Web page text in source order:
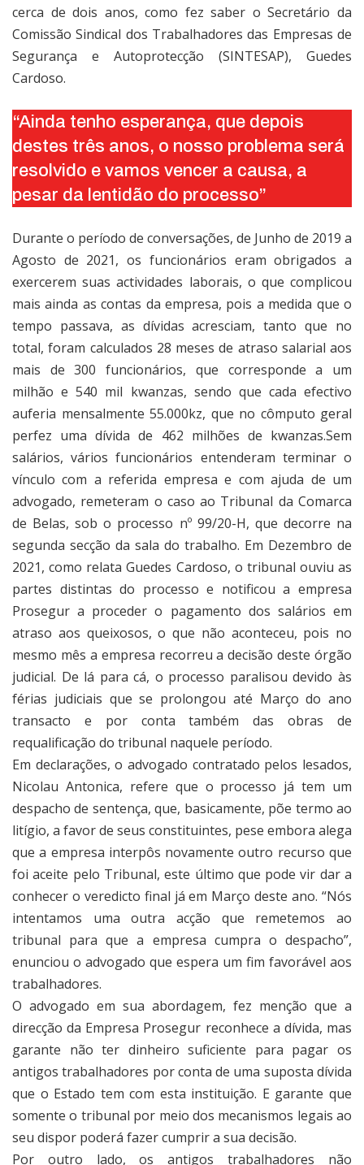
cerca de dois anos, como fez saber o Secretário da
Comissão Sindical dos Trabalhadores das Empresas de
Segurança e Autoprotecção (SINTESAP), Guedes
Cardoso.
“Ainda tenho esperança, que depois
destes três anos, o nosso problema será
resolvido e vamos vencer a causa, a
pesar da lentidão do processo”
Durante o período de conversações, de Junho de 2019 a
Agosto de 2021, os funcionários eram obrigados a
exercerem suas actividades laborais, o que complicou
mais ainda as contas da empresa, pois a medida que o
tempo passava, as dívidas acresciam, tanto que no
total, foram calculados 28 meses de atraso salarial aos
mais de 300 funcionários, que corresponde a um
milhão e 540 mil kwanzas, sendo que cada efectivo
auferia mensalmente 55.000kz, que no cômputo geral
perfez uma dívida de 462 milhões de kwanzas.Sem
salários, vários funcionários entenderam terminar o
vínculo com a referida empresa e com ajuda de um
advogado, remeteram o caso ao Tribunal da Comarca
de Belas, sob o processo nº 99/20-H, que decorre na
segunda secção da sala do trabalho. Em Dezembro de
2021, como relata Guedes Cardoso, o tribunal ouviu as
partes distintas do processo e notificou a empresa
Prosegur a proceder o pagamento dos salários em
atraso aos queixosos, o que não aconteceu, pois no
mesmo mês a empresa recorreu a decisão deste órgão
judicial. De lá para cá, o processo paralisou devido às
férias judiciais que se prolongou até Março do ano
transacto e por conta também das obras de
requalificação do tribunal naquele período.
Em declarações, o advogado contratado pelos lesados,
Nicolau Antonica, refere que o processo já tem um
despacho de sentença, que, basicamente, põe termo ao
litígio, a favor de seus constituintes, pese embora alega
que a empresa interpôs novamente outro recurso que
foi aceite pelo Tribunal, este último que pode vir dar a
conhecer o veredicto final já em Março deste ano. “Nós
intentamos uma outra acção que remetemos ao
tribunal para que a empresa cumpra o despacho”,
enunciou o advogado que espera um fim favorável aos
trabalhadores.
O advogado em sua abordagem, fez menção que a
direcção da Empresa Prosegur reconhece a dívida, mas
garante não ter dinheiro suficiente para pagar os
antigos trabalhadores por conta de uma suposta dívida
que o Estado tem com esta instituição. E garante que
somente o tribunal por meio dos mecanismos legais ao
seu dispor poderá fazer cumprir a sua decisão.
Por outro lado, os antigos trabalhadores não